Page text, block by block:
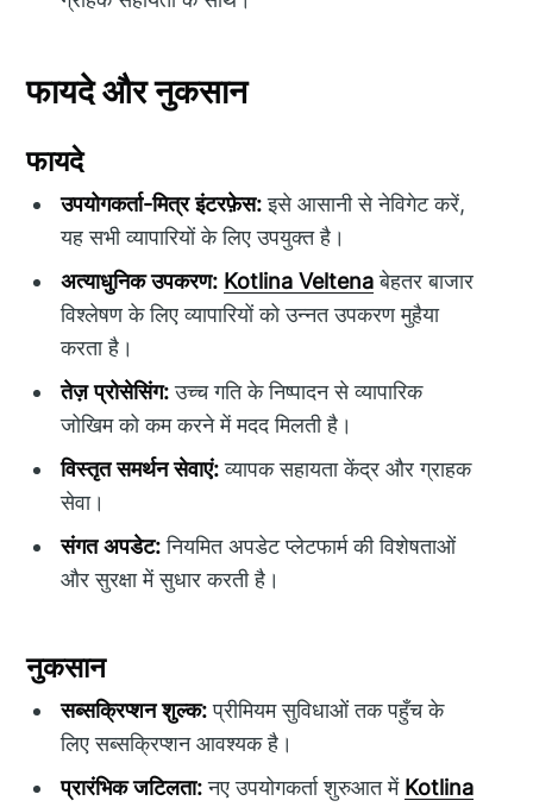
फायदे और नुकसान
फायदे
उपयोगकर्ता-मित्र इंटरफ़ेस:इसे आसानी से नेविगेट करें,
यह सभी व्यापारियों के लिए उपयुक्त है।
अत्याधुनिक उपकरण: Kotlina Veltenaबेहतर बाजार
विश्लेषण के लिए व्यापारियों को उन्नत उपकरण मुहैया
करता है।
तेज़ प्रोसेसिंग:उच्च गति के निष्पादन से व्यापारिक
जोखिम को कम करने में मदद मिलती है।
विस्तृत समर्थन सेवाएं:व्यापक सहायता केंद्र और ग्राहक
सेवा।
संगत अपडेट:नियमित अपडेट प्लेटफार्म की विशेषताओं
और सुरक्षा में सुधार करती है।
नुकसान
सब्सक्रिप्शन शुल्क:प्रीमियम सुविधाओं तक पहुँच के
लिए सब्सक्रिप्शन आवश्यक है।
प्रारंभिक जटिलता:नए उपयोगकर्ता शुरुआत में Kotlina